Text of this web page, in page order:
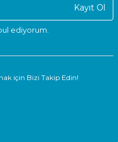
Kayıt Ol
ediyorum.
için Bizi Takip Edin!